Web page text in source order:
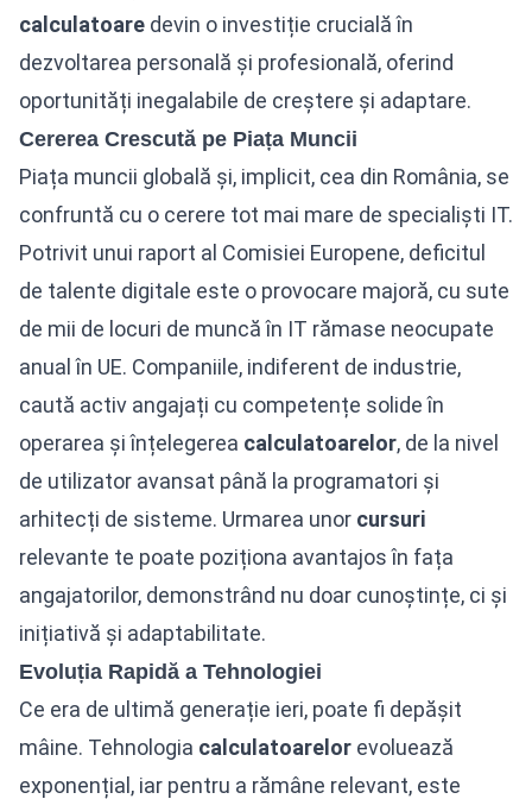
calculatoare devin o investiție crucială în
dezvoltarea personală și profesională, oferind
oportunități inegalabile de creștere și adaptare.
Cererea Crescută pe Piața Muncii
Piața muncii globală și, implicit, cea din România, se
confruntă cu o cerere tot mai mare de specialiști IT.
Potrivit unui raport al Comisiei Europene, deficitul
de talente digitale este o provocare majoră, cu sute
de mii de locuri de muncă în IT rămase neocupate
anual în UE. Companiile, indiferent de industrie,
caută activ angajați cu competențe solide în
operarea și înțelegerea calculatoarelor, de la nivel
de utilizator avansat până la programatori și
arhitecți de sisteme. Urmarea unor cursuri
relevante te poate poziționa avantajos în fața
angajatorilor, demonstrând nu doar cunoștințe, ci și
inițiativă și adaptabilitate.
Evoluția Rapidă a Tehnologiei
Ce era de ultimă generație ieri, poate fi depășit
mâine. Tehnologia calculatoarelor evoluează
exponențial, iar pentru a rămâne relevant, este